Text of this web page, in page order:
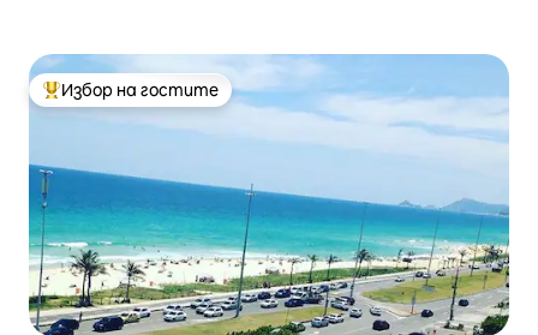
Най-популярен избор на гостите
Избор на гостите